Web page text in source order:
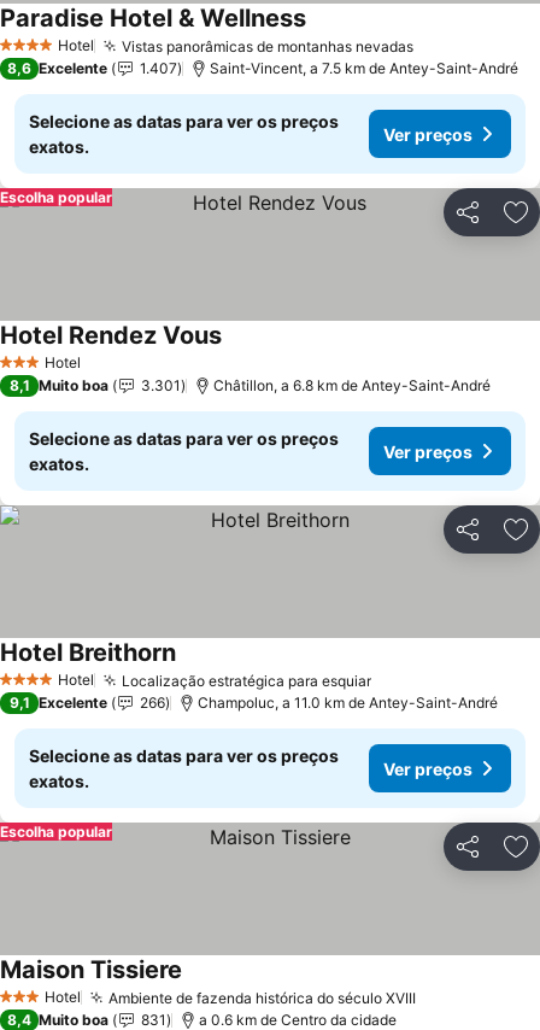
4 EstrelasHotel Vistas panorâmicas de montanhas nevadasVer preços
Paradise Hotel & WellnessVer preços
8,6 Excelente 1.407 Saint-Vincent, a 7.5 km de Antey-Saint-André
Selecione as datas para ver os preços
exatos.
Ver preços
Partilhar
Escolha popular
3 EstrelasHotel
Hotel Rendez VousVer preços
8,1 Muito boa 3.301 Châtillon, a 6.8 km de Antey-Saint-André
Selecione as datas para ver os preços
exatos.
Ver preços
Partilhar
4 EstrelasHotel Localização estratégica para esquiarVer preços
Hotel BreithornVer preços
9,1 Excelente 266 Champoluc, a 11.0 km de Antey-Saint-André
Selecione as datas para ver os preços
exatos.
Ver preços
Partilhar
Escolha popular
3 EstrelasHotel Ambiente de fazenda histórica do século XVIIIVer preços
Maison Tissiere
8,4 Muito boa 831 a 0.6 km de Centro da cidade